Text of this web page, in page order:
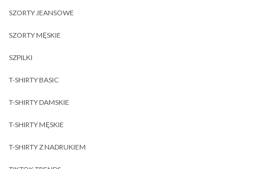
SZORTY JEANSOWE
SZORTY MĘSKIE
SZPILKI
T-SHIRTY BASIC
T-SHIRTY DAMSKIE
T-SHIRTY MĘSKIE
T-SHIRTY Z NADRUKIEM